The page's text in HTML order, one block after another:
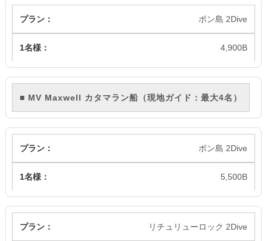
ボン島 2Dive
4,900B
■ MV Maxwell カタマラン船（現地ガイド：最大4名）
ボン島 2Dive
5,500B
リチュリューロック 2Dive